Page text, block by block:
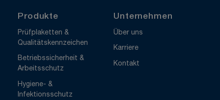
Produkte
Prüfplaketten &
Qualitätskennzeichen
Betriebssicherheit &
Arbeitsschutz
Hygiene- &
Infektionsschutz
Unternehmen
Über uns
Karriere
Kontakt